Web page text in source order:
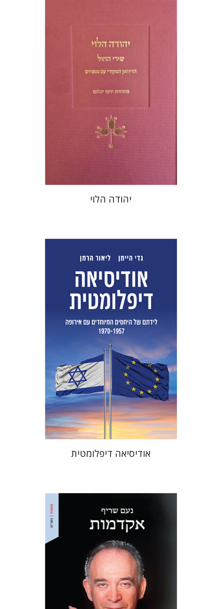
הנחת אתר ספר מודפס
יהודה הלוי
ליאור הרמן גדי היימן
הנחת אתר ספר מודפס
$42
$38
אודיסיאה דיפלומטית
נעם שריף
מתן חרמוני